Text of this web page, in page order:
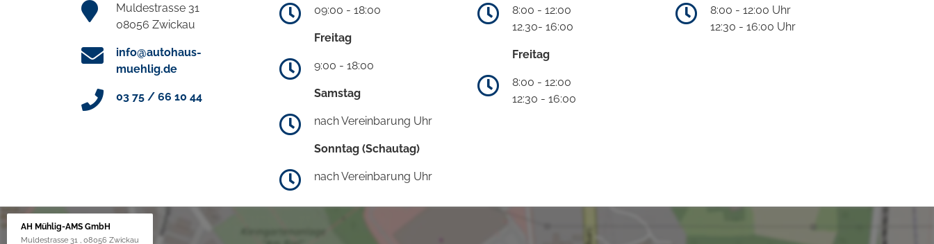
Muldestrasse 31
08056 Zwickau
info@autohaus-
muehlig.de
03 75 / 66 10 44
09:00 - 18:00
Freitag
9:00 - 18:00
Samstag
nach Vereinbarung Uhr
Sonntag (Schautag)
nach Vereinbarung Uhr
8:00 - 12:00
12.30- 16:00
Freitag
8:00 - 12:00
12:30 - 16:00
8:00 - 12:00 Uhr
12:30 - 16:00 Uhr
AH Mühlig-AMS GmbH
Muldestrasse 31 , 08056 Zwickau